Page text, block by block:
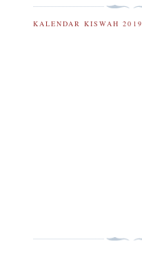
KALENDAR KISWAH 2019